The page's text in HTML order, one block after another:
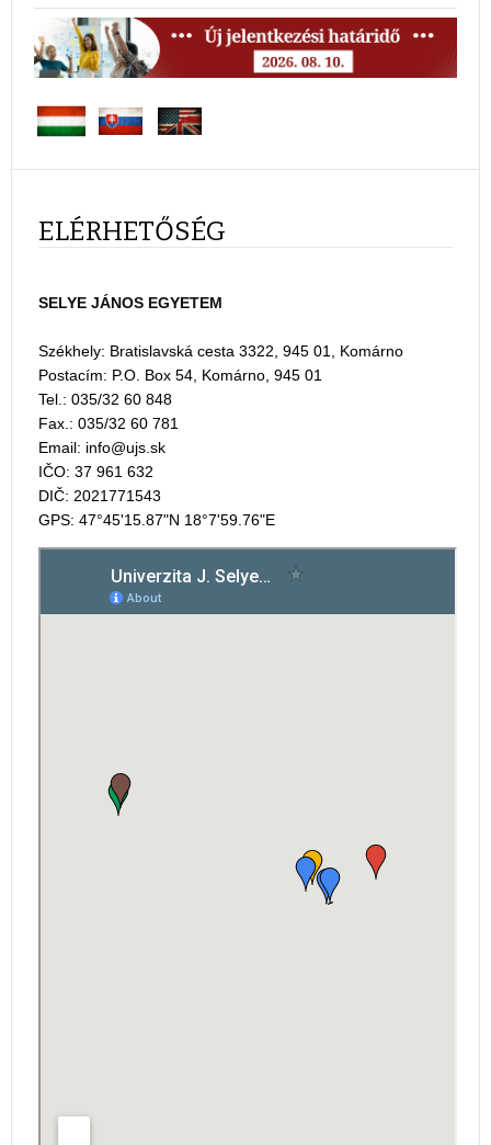
ELÉRHETŐSÉG
SELYE JÁNOS EGYETEM
Székhely: Bratislavská cesta 3322, 945 01, Komárno
Postacím: P.O. Box 54, Komárno, 945 01
Tel.: 035/32 60 848
Fax.: 035/32 60 781
Email:
IČO: 37 961 632
DIČ: 2021771543
GPS: 47°45'15.87"N 18°7'59.76"E